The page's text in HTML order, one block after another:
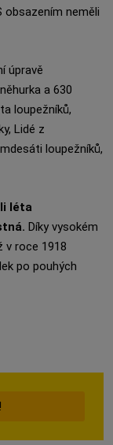
obsazením neměli
úpravě
a 630
loupežníků,
Lidé z
loupežníků,
léta
Díky vysokém
v roce 1918
po pouhých